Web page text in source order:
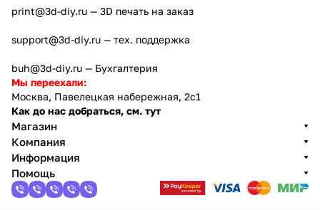
print@3d-diy.ru — 3D печать на заказ
support@3d-diy.ru — тех. поддержка
buh@3d-diy.ru — Бухгалтерия
Мы переехали:
Москва, Павелецкая набережная, 2с1
Как до нас добраться, см. тут
Магазин
Компания
Информация
Помощь